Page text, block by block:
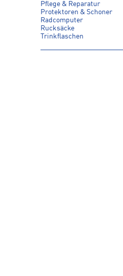
Pflege & Reparatur
Protektoren & Schoner
Radcomputer
Rucksäcke
Trinkflaschen